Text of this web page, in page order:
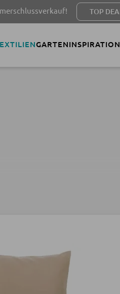
TOP DEALS ENTDECKEN
GARTENINSPIRATION